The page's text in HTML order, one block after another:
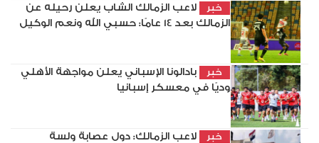
خبر
لاعب الزمالك الشاب يعلن رحيله عن
الزمالك بعد 14 عامًا: حسبي الله ونعم الوكيل
خبر
بادالونا الإسباني يعلن مواجهة الأهلي
وديًا في معسكر إسبانيا
خبر
لاعب الزمالك: دول عصابة ولسة